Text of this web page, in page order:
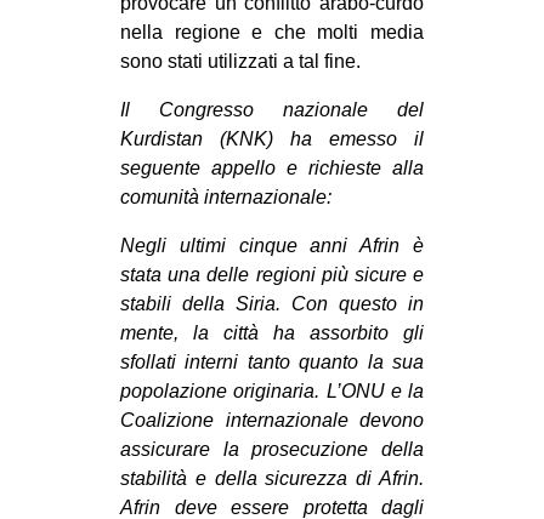
nella regione e che molti media
sono stati utilizzati a tal fine.
Il Congresso nazionale del
Kurdistan (KNK) ha emesso il
seguente appello e richieste alla
comunità internazionale:
Negli ultimi cinque anni Afrin è
stata una delle regioni più sicure e
stabili della Siria. Con questo in
mente, la città ha assorbito gli
sfollati interni tanto quanto la sua
popolazione originaria. L’ONU e la
Coalizione internazionale devono
assicurare la prosecuzione della
stabilità e della sicurezza di Afrin.
Afrin deve essere protetta dagli